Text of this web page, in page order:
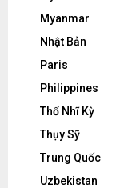
Myanmar
Nhật Bản
Paris
Philippines
Thổ Nhĩ Kỳ
Thụy Sỹ
Trung Quốc
Uzbekistan